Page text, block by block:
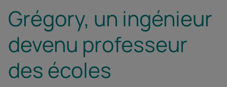
Grégory, un ingénieur
devenu professeur
des écoles